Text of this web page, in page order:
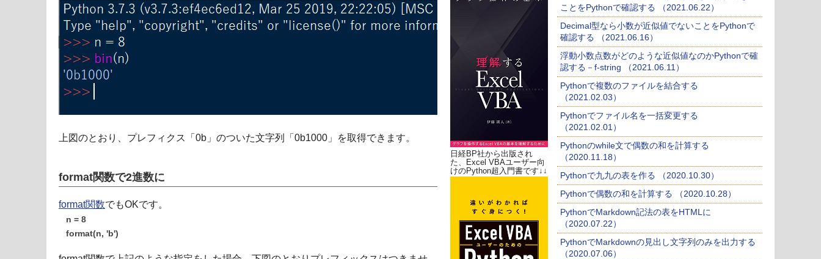
上図のとおり、プレフィクス「0b」のついた文字列「0b1000」を取得できます。
format関数で2進数に
format関数でもOKです。
n = 8
format(n, 'b')
日経BP社から出版され
た、Excel VBAユーザー向
けのPython超入門書です↓↓
ことをPythonで確認する （2021.06.22）
Decimal型なら小数が近似値でないことをPythonで
確認する （2021.06.16）
浮動小数点数がどのような近似値なのかPythonで確
認する－f-string （2021.06.11）
Pythonで複数のファイルを結合する
（2021.02.03）
Pythonでファイル名を一括変更する
（2021.02.01）
Pythonのwhile文で偶数の和を計算する
（2020.11.18）
Pythonで九九の表を作る （2020.10.30）
Pythonで偶数の和を計算する （2020.10.28）
PythonでMarkdown記法の表をHTMLに
（2020.07.22）
PythonでMarkdownの見出し文字列のみを出力する
（2020.07.06）